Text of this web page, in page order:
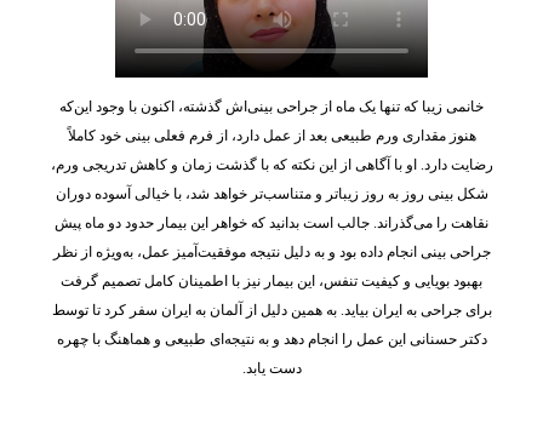
خانمی زیبا که تنها یک ماه از جراحی بینی‌اش گذشته، اکنون با وجود این‌که
هنوز مقداری ورم طبیعی بعد از عمل دارد، از فرم فعلی بینی خود کاملاً
رضایت دارد. او با آگاهی از این نکته که با گذشت زمان و کاهش تدریجی ورم،
شکل بینی روز به روز زیباتر و متناسب‌تر خواهد شد، با خیالی آسوده دوران
نقاهت را می‌گذراند. جالب است بدانید که خواهر این بیمار حدود دو ماه پیش
جراحی بینی انجام داده بود و به دلیل نتیجه موفقیت‌آمیز عمل، به‌ویژه از نظر
بهبود بویایی و کیفیت تنفس، این بیمار نیز با اطمینان کامل تصمیم گرفت
برای جراحی به ایران بیاید. به همین دلیل از آلمان به ایران سفر کرد تا توسط
دکتر حسنانی این عمل را انجام دهد و به نتیجه‌ای طبیعی و هماهنگ با چهره
دست یابد.